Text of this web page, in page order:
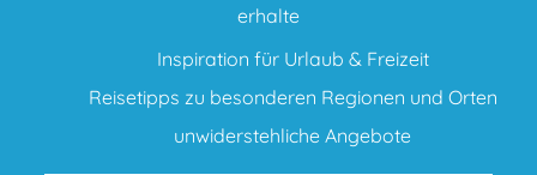
erhalte
Inspiration für Urlaub & Freizeit
Reisetipps zu besonderen Regionen und Orten
unwiderstehliche Angebote